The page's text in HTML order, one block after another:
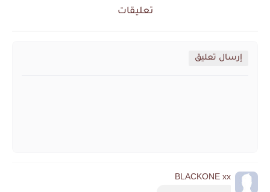
تعليقات
إرسال تعليق
BLACKONE xx